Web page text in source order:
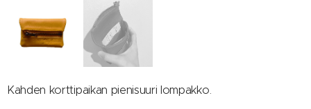
Kahden korttipaikan pienisuuri lompakko.